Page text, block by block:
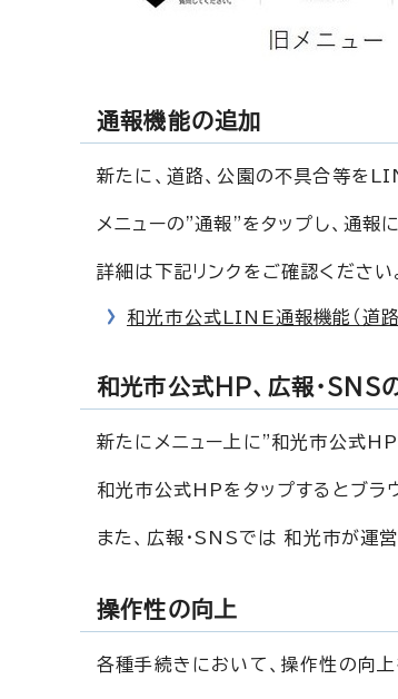
通報機能の追加
新たに、道路、公園の不具合等を
メニューの"通報"をタップし、通報
詳細は下記リンクをご確認ください
和光市公式LINE通報機能（道路
和光市公式HP、広報・SNS
新たにメニュー上に"和光市公式
和光市公式HPをタップするとブラ
また、広報・SNSでは 和光市が運
操作性の向上
各種手続きにおいて、操作性の向上